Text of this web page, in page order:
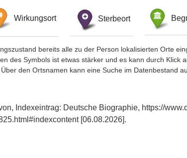
Wirkungsort Sterbeort
bereits alle zu der Person lokalisierten Orte
des Symbols ist etwas stärker und es kann durch Klick
den Ortsnamen kann eine Suche im Datenbestand
Indexeintrag: Deutsche Biographie, https://
[06.08.2026].